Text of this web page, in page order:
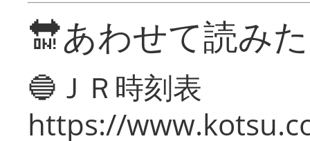
🔛あわせて読み
🔵ＪＲ時刻表
https://